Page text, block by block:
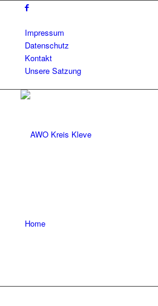
Impressum
Datenschutz
Kontakt
Unsere Satzung
Home